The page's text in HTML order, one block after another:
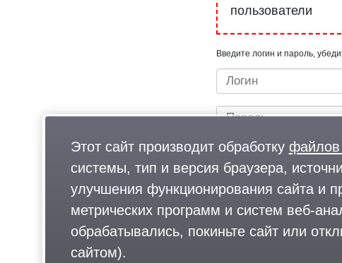
пользователи
Введите логин и пароль,
Быстрый вход/регистрация,
Этот сайт производит обработку файлов
системы, тип и версия браузера,
улучшения функционирования сайта и
метрических программ и систем веб-
обрабатывались, покиньте сайт или
сайтом).